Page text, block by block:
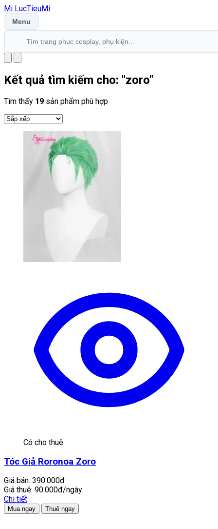
Mi LucTieuMi
Menu
Kết quả tìm kiếm cho: "zoro"
Tìm thấy 19 sản phẩm phù hợp
Có cho thuê
Tóc Giả Roronoa Zoro
Giá bán: 390.000đ
Giá thuê: 90.000đ/ngày
Chi tiết
Mua ngay Thuê ngay